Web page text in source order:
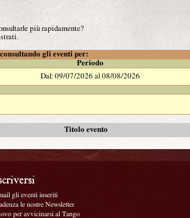
più rapidamente?
gli eventi per:
Periodo
Dal: 09/07/2026 al 08/08/2026
Titolo evento
gli eventi inseriti
le nostre Newsletter
per avvicinarsi al Tango